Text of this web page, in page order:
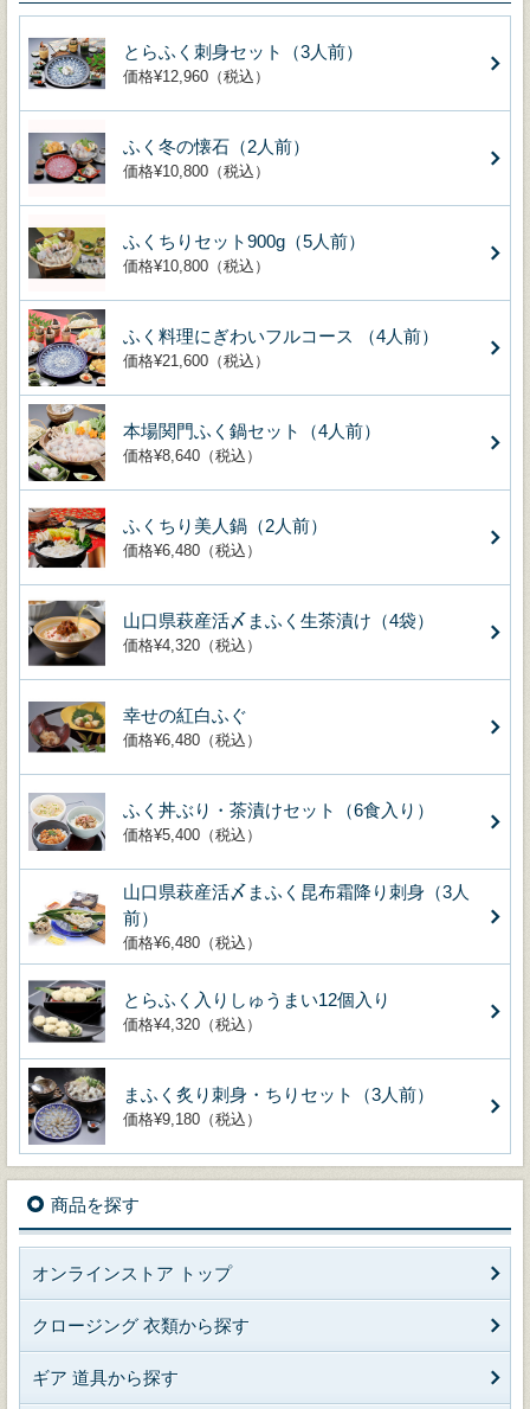
とらふく刺身セット（3人前）
価格¥12,960（税込）
ふく冬の懐石（2人前）
価格¥10,800（税込）
ふくちりセット900g（5人前）
価格¥10,800（税込）
ふく料理にぎわいフルコース （4人前）
価格¥21,600（税込）
本場関門ふく鍋セット（4人前）
価格¥8,640（税込）
ふくちり美人鍋（2人前）
価格¥6,480（税込）
山口県萩産活〆まふく生茶漬け（4袋）
価格¥4,320（税込）
幸せの紅白ふぐ
価格¥6,480（税込）
ふく丼ぶり・茶漬けセット（6食入り）
価格¥5,400（税込）
山口県萩産活〆まふく昆布霜降り刺身（3人
前）
価格¥6,480（税込）
とらふく入りしゅうまい12個入り
価格¥4,320（税込）
まふく炙り刺身・ちりセット（3人前）
価格¥9,180（税込）
商品を探す
オンラインストア トップ
クロージング 衣類から探す
ギア 道具から探す